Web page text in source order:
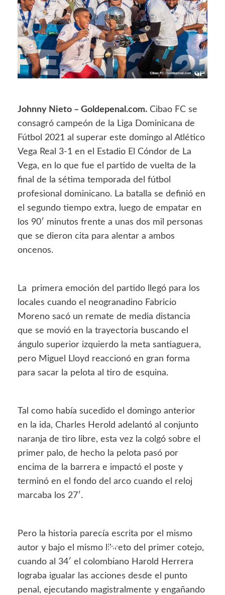
Johnny Nieto – Goldepenal.com. Cibao FC se
consagró campeón de la Liga Dominicana de
Fútbol 2021 al superar este domingo al Atlético
Vega Real 3-1 en el Estadio El Cóndor de La
Vega, en lo que fue el partido de vuelta de la
final de la sétima temporada del fútbol
profesional dominicano. La batalla se definió en
el segundo tiempo extra, luego de empatar en
los 90′ minutos frente a unas dos mil personas
que se dieron cita para alentar a ambos
oncenos.
La primera emoción del partido llegó para los
locales cuando el neogranadino Fabricio
Moreno sacó un remate de media distancia
que se movió en la trayectoria buscando el
ángulo superior izquierdo la meta santiaguera,
pero Miguel Lloyd reaccionó en gran forma
para sacar la pelota al tiro de esquina.
Tal como había sucedido el domingo anterior
en la ida, Charles Herold adelantó al conjunto
naranja de tiro libre, esta vez la colgó sobre el
primer palo, de hecho la pelota pasó por
encima de la barrera e impactó el poste y
terminó en el fondo del arco cuando el reloj
marcaba los 27′.
Pero la historia parecía escrita por el mismo
autor y bajo el mismo libreto del primer cotejo,
cuando al 34′ el colombiano Harold Herrera
lograba igualar las acciones desde el punto
penal, ejecutando magistralmente y engañando